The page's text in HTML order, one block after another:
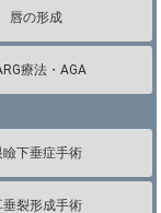
唇の形成
療法・AGA
瞼下垂症手術
垂裂形成手術